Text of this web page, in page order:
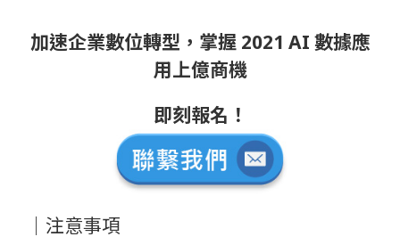
加速企業數位轉型，掌握 2021 AI 數據應
用上億商機
即刻報名！
｜注意事項